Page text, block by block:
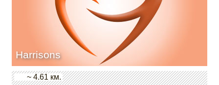
Harrisons
~ 4.61 км.